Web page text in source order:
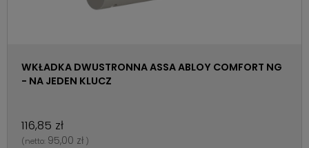
WKŁADKA DWUSTRONNA ASSA ABLOY COMFORT NG
- NA JEDEN KLUCZ
116,85 zł
(netto: 95,00 zł )